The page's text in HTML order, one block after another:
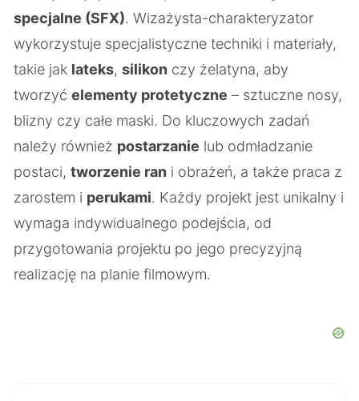
specjalne (SFX). Wizażysta-charakteryzator
wykorzystuje specjalistyczne techniki i materiały,
takie jak lateks, silikon czy żelatyna, aby
tworzyć elementy protetyczne – sztuczne nosy,
blizny czy całe maski. Do kluczowych zadań
należy również postarzanie lub odmładzanie
postaci, tworzenie ran i obrażeń, a także praca z
zarostem i perukami. Każdy projekt jest unikalny i
wymaga indywidualnego podejścia, od
przygotowania projektu po jego precyzyjną
realizację na planie filmowym.